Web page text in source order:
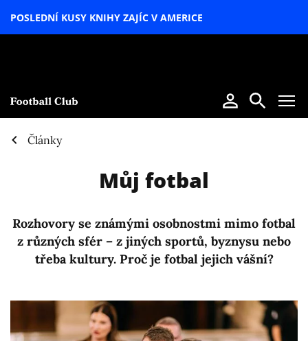
POSLEDNÍ KUSY KNIHY ZAJÍC V AMERICE
Články
Můj fotbal
Rozhovory se známými osobnostmi mimo fotbal
z různých sfér – z jiných sportů, byznysu nebo
třeba kultury. Proč je fotbal jejich vášní?